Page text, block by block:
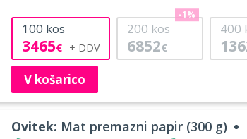
100 kos
3465€
200 kos
6852€
-1%
400
V košarico
Ovitek: Mat premazni papir (300 g)